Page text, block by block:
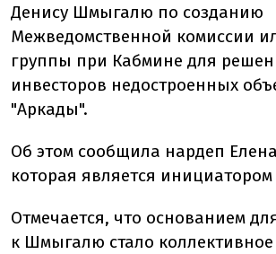
Денису Шмыгалю по созданию
Межведомственной комиссии
группы при Кабмине для
инвесторов недостроенных
"Аркады".
Об этом сообщила нардеп
которая является
Отмечается, что основанием
к Шмыгалю стало